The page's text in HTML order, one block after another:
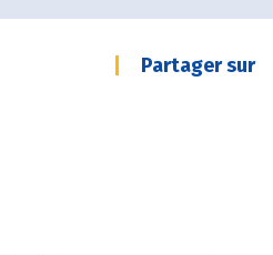
Partager sur